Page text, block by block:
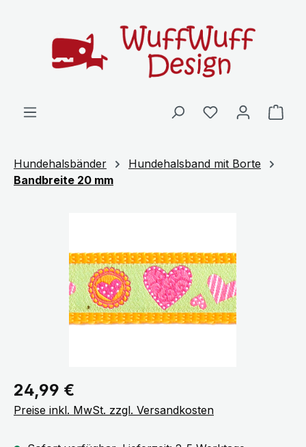
Hundehalsbänder
Hundehalsband mit Borte
Bandbreite 20 mm
Regulärer Preis:
24,99 €
Preise inkl. MwSt. zzgl. Versandkosten